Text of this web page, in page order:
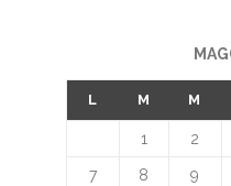
L M M
1 2
7 8 9